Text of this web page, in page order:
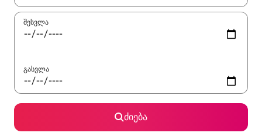
შესვლა
გასვლა
ძიება